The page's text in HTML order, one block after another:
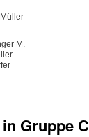
M.
Gruppe C